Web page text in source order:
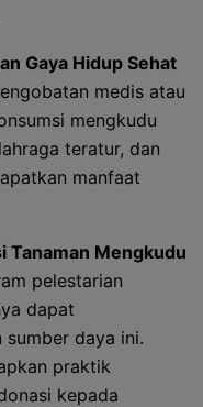
Gaya Hidup Sehat
medis atau
mengkudu
teratur, dan
manfaat
Tanaman Mengkudu
pelestarian
dapat
daya ini.
praktik
kepada